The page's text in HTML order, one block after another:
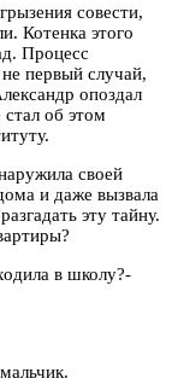
совести,
Котенка этого
Процесс
первый случай,
опоздал
об этом
своей
и даже вызвала
эту тайну.
в школу?-